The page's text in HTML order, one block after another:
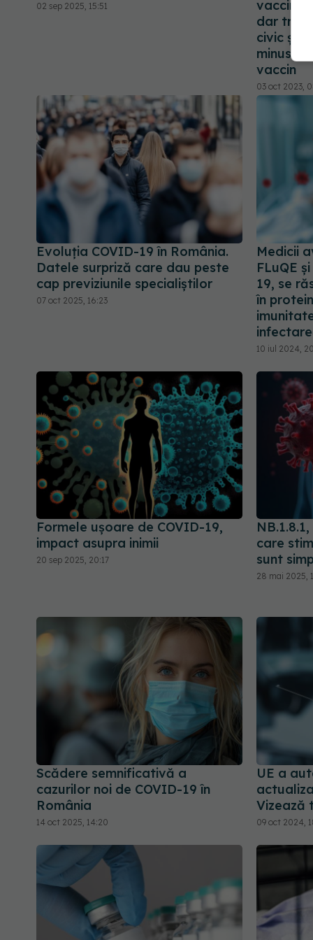
02 sep 2025, 15:51
dar
civic și
vaccin
03 oct 2023,
Evoluția COVID-19 în România.
Datele surpriză care dau peste
cap previziunile specialiștilor
07 oct 2025, 16:23
Medicii
FLuQE
19, se
în
10 iul 2024,
Formele ușoare de COVID-19,
impact asupra inimii
20 sep 2025, 20:17
care
sunt
28 mai 2025,
Scădere semnificativă a
cazurilor noi de COVID-19 în
România
14 oct 2025, 14:20
UE a
Vizează
09 oct 2024,